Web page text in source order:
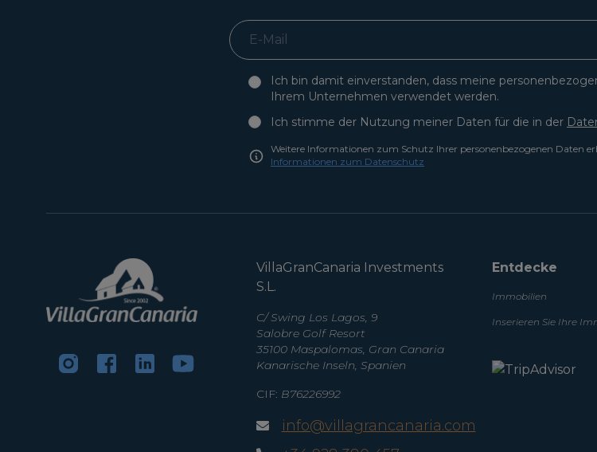
Ich bin damit einverstanden, dass meine
Ihrem Unternehmen verwendet werden.
Ich stimme der Nutzung meiner Daten für die in der
Weitere Informationen zum Schutz Ihrer personenbezogenen Daten
Informationen zum Datenschutz
VillaGranCanaria Investments
S.L.
C/ Swing Los Lagos, 9
Salobre Golf Resort
35100 Maspalomas, Gran Canaria
Kanarische Inseln, Spanien
CIF: B76226992
info@villagrancanaria.com
Entdecke
Immobilien
Inserieren Sie Ihre